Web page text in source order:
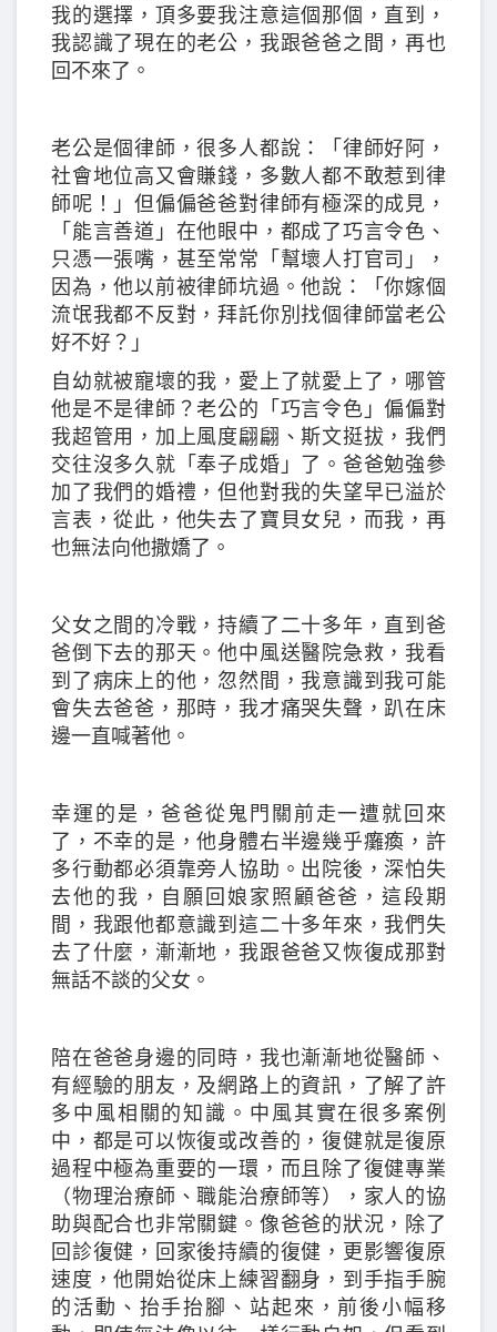
我的選擇，頂多要我注意這個那個，直到，
我認識了現在的老公，我跟爸爸之間，再也
回不來了。
老公是個律師，很多人都說：「律師好阿，
社會地位高又會賺錢，多數人都不敢惹到律
師呢！」但偏偏爸爸對律師有極深的成見，
「能言善道」在他眼中，都成了巧言令色、
只憑一張嘴，甚至常常「幫壞人打官司」，
因為，他以前被律師坑過。他說：「你嫁個
流氓我都不反對，拜託你別找個律師當老公
好不好？」
自幼就被寵壞的我，愛上了就愛上了，哪管
他是不是律師？老公的「巧言令色」偏偏對
我超管用，加上風度翩翩、斯文挺拔，我們
交往沒多久就「奉子成婚」了。爸爸勉強參
加了我們的婚禮，但他對我的失望早已溢於
言表，從此，他失去了寶貝女兒，而我，再
也無法向他撒嬌了。
父女之間的冷戰，持續了二十多年，直到爸
爸倒下去的那天。他中風送醫院急救，我看
到了病床上的他，忽然間，我意識到我可能
會失去爸爸，那時，我才痛哭失聲，趴在床
邊一直喊著他。
幸運的是，爸爸從鬼門關前走一遭就回來
了，不幸的是，他身體右半邊幾乎癱瘓，許
多行動都必須靠旁人協助。出院後，深怕失
去他的我，自願回娘家照顧爸爸，這段期
間，我跟他都意識到這二十多年來，我們失
去了什麼，漸漸地，我跟爸爸又恢復成那對
無話不談的父女。
陪在爸爸身邊的同時，我也漸漸地從醫師、
有經驗的朋友，及網路上的資訊，了解了許
多中風相關的知識。中風其實在很多案例
中，都是可以恢復或改善的，復健就是復原
過程中極為重要的一環，而且除了復健專業
（物理治療師、職能治療師等），家人的協
助與配合也非常關鍵。像爸爸的狀況，除了
回診復健，回家後持續的復健，更影響復原
速度，他開始從床上練習翻身，到手指手腕
的活動、抬手抬腳、站起來，前後小幅移